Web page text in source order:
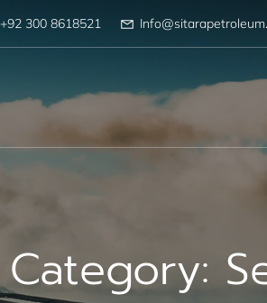
+92 300 8618521
Category: